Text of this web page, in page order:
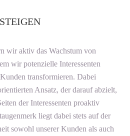
wir aktiv das Wachstum von
wir potenzielle Interessenten
transformieren. Dabei
Ansatz, der darauf abzielt,
der Interessenten proaktiv
liegt dabei stets auf der
sowohl unserer Kunden als auch